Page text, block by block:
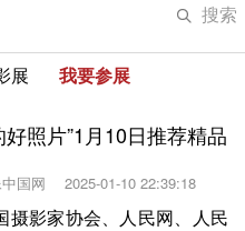
搜索
展 我要参展
照片”1月10日推荐精品
中国网 2025-01-10 22:39:18
摄影家协会、人民网、人民